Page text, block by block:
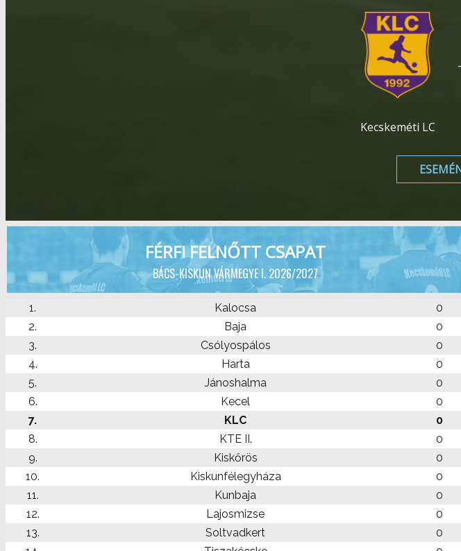
Kecskeméti LC
-
FÉRFI FELNŐTT CSAPAT
BÁCS-KISKUN VÁRMEGYE I. 2026/2027
1. Kalocsa
0
2.
Baja
0
3.
Csólyospálos
0
4.
Harta
0
5.
Jánoshalma
0
6.
Kecel
0
7.
KLC
0
8.
KTE II.
0
9.
Kiskőrös
0
10.
Kiskunfélegyháza
0
11.
Kunbaja
0
12.
Lajosmizse
0
13.
Soltvadkert
0